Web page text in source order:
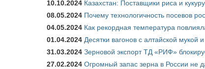
10.10.2024 Казахстан: Поставщики риса и
08.05.2024 Почему технологичность посевов
04.05.2024 Как рекордная температура
01.04.2024 Десятки вагонов с алтайской мукой
31.03.2024 Зерновой экспорт ТД «РИФ»
27.02.2024 Огромный запас зерна в России не